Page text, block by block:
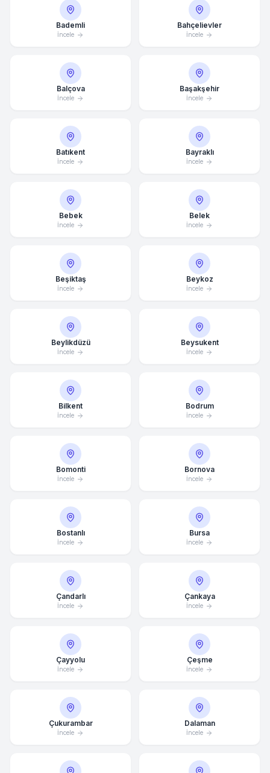
Bademli
İncele
Bahçelievler
İncele
Balçova
İncele
Başakşehir
İncele
Batıkent
İncele
Bayraklı
İncele
Bebek
İncele
Belek
İncele
Beşiktaş
İncele
Beykoz
İncele
Beylikdüzü
İncele
Beysukent
İncele
Bilkent
İncele
Bodrum
İncele
Bomonti
İncele
Bornova
İncele
Bostanlı
İncele
Bursa
İncele
Çandarlı
İncele
Çankaya
İncele
Çayyolu
İncele
Çeşme
İncele
Çukurambar
İncele
Dalaman
İncele